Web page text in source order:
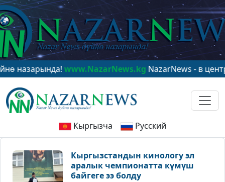
www.NazarNews.kgNazarNews - в центре
Кыргызча Русский
Кыргызстандын кинологу эл
аралык чемпионатта күмүш
байгеге ээ болду